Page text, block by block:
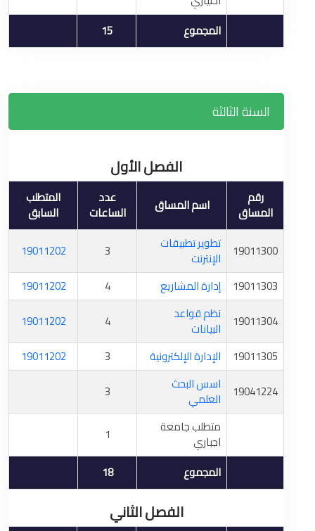
المجموع
15
السنة الثالثة
الفصل الأول
رقم
المساق اسم المساق عدد
الساعات
المتطلب
السابق
19011300
تطوير تطبيقات
الإنترنت 3
19011202
19011303
إدارة المشاريع 4
19011202
19011304
نظم قواعد
البيانات 4
19011202
19011305
الإدارة الإلكترونية 3
19011202
19041224
اسس البحث
العلمي
3
متطلب جامعة
اجباري
1
المجموع
18
الفصل الثاني